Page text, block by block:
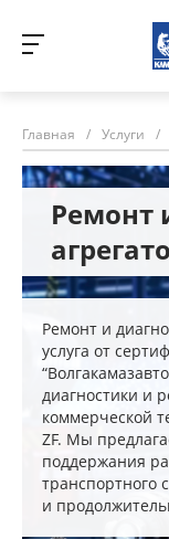
Главная / Услуги /
Ремонт
Ремонт и
услуга от
диагностики и
коммерческой
ZF. Мы
поддержания
транспортного
и